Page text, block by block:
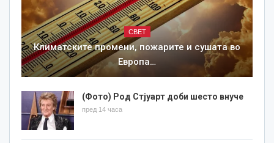
СВЕТ
Климатските промени, пожарите и сушата во
Европа…
(Фото) Род Стјуарт доби шесто внуче
пред 14 часа